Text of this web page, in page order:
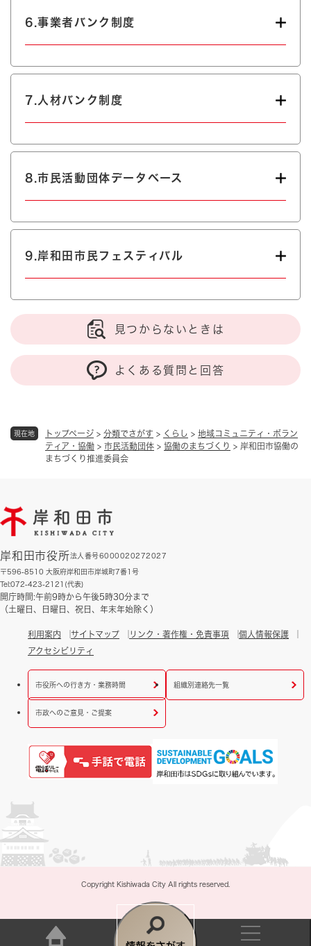
現在地 トップページ > 分類でさがす > くらし > 地域コミュニティ・ボラン
ティア・協働 > 市民活動団体 > 協働のまちづくり > 岸和田市協働の
まちづくり推進委員会
6.事業者バンク制度
7.人材バンク制度
8.市民活動団体データベース
9.岸和田市民フェスティバル
見つからないときは
よくある質問と回答
岸和田市役所法人番号6000020272027
〒596-8510 大阪府岸和田市岸城町7番1号
Tel:072-423-2121(代表)
開庁時間:午前9時から午後5時30分まで
（土曜日、日曜日、祝日、年末年始除く）
利用案内 サイトマップ リンク・著作権・免責事項
個人情報保護
アクセシビリティ
市役所への行き方・業務時間 組織別連絡先一覧
市政へのご意見・ご提案
Copyright Kishiwada City All rights reserved.